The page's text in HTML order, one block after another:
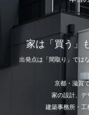
サービス
家は「買う」
出発点は「間取り」では
京都・滋賀
家の設計、デ
建築事務所・工